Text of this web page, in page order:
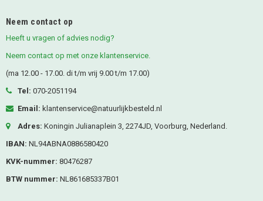
Neem contact op
Heeft u vragen of advies nodig?
Neem contact op met onze klantenservice.
(ma 12.00 - 17.00. di t/m vrij 9.00 t/m 17.00)
Tel: 070-2051194
Email: klantenservice@natuurlijkbesteld.nl
Adres: Koningin Julianaplein 3, 2274JD, Voorburg, Nederland.
IBAN: NL94ABNA0886580420
KVK-nummer: 80476287
BTW nummer: NL861685337B01